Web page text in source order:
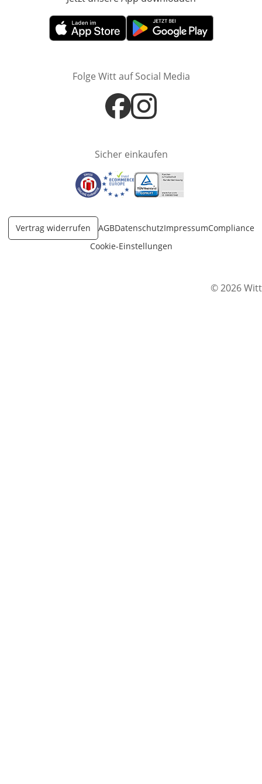
Öffnet in neuem FensterÖffnet in neuem Fenster
Folge Witt auf Social Media
Öffnet in neuem Fenster
Öffnet in neuem Fenster
Sicher einkaufen
Öffnet in neuem Fenster
Öffnet in neuem Fenster
Öffnet in neuem Fenster
Vertrag widerrufen AGBDatenschutzImpressumCompliance
Cookie-Einstellungen
© 2026 Witt